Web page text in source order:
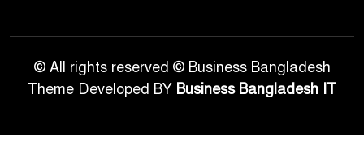
© All rights reserved © Business Bangladesh
Theme Developed BY Business Bangladesh IT